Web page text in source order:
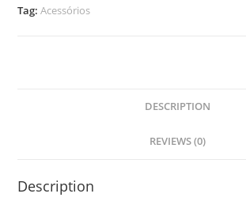
Tag:Acessórios
DESCRIPTION
REVIEWS (0)
Description